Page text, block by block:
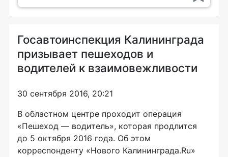
Госавтоинспекция Калининграда
призывает пешеходов и
водителей к взаимовежливости
30 сентября 2016, 20:21
В областном центре проходит операция
«Пешеход — водитель», которая продлится
до 5 октября 2016 года. Об этом
корреспонденту «Нового Калининграда.Ru»